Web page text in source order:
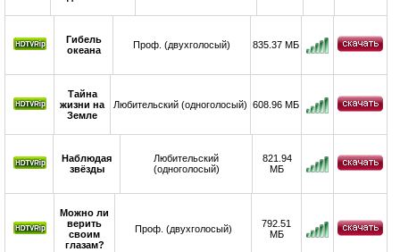
Гибель
океана
Проф. (двухголосый) 835.37 МБ
Тайна
жизни на
Земле
Любительский (одноголосый) 608.96 МБ
Наблюдая
звёзды
Любительский
(одноголосый)
821.94
МБ
Можно ли
верить
своим
глазам?
Проф. (двухголосый)
792.51
МБ